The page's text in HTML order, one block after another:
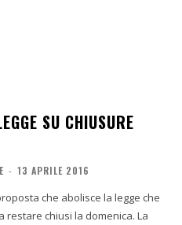
SU CHIUSURE
- 13 APRILE 2016
la legge che
restare chiusi la domenica. La